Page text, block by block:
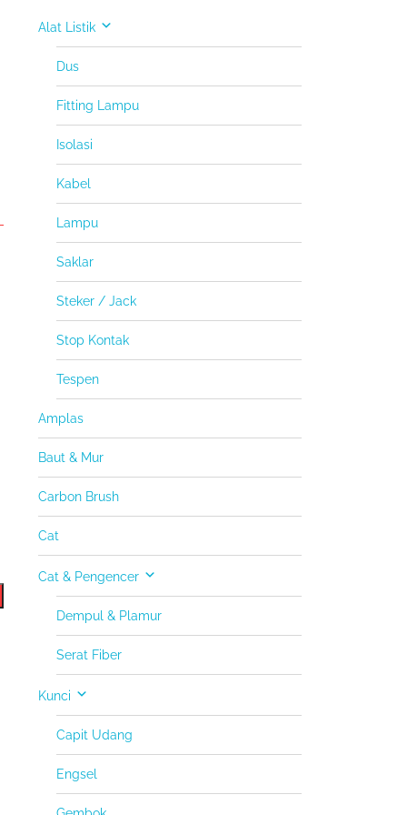
Alat Listik
Dus
Fitting Lampu
Isolasi
Kabel
Lampu
Saklar
Steker / Jack
Stop Kontak
Tespen
Amplas
Baut & Mur
Carbon Brush
Cat
Cat & Pengencer
Dempul & Plamur
Serat Fiber
Kunci
Capit Udang
Engsel